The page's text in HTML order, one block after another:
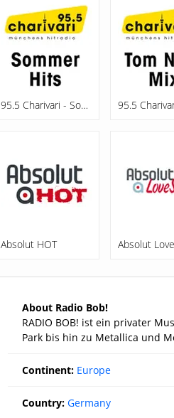
95.5 Charivari - Sommerhits
Absolut HOT Absolut
About Radio Bob!
RADIO BOB! ist ein privater
Park bis hin zu Metallica und
Continent: Europe
Country: Germany